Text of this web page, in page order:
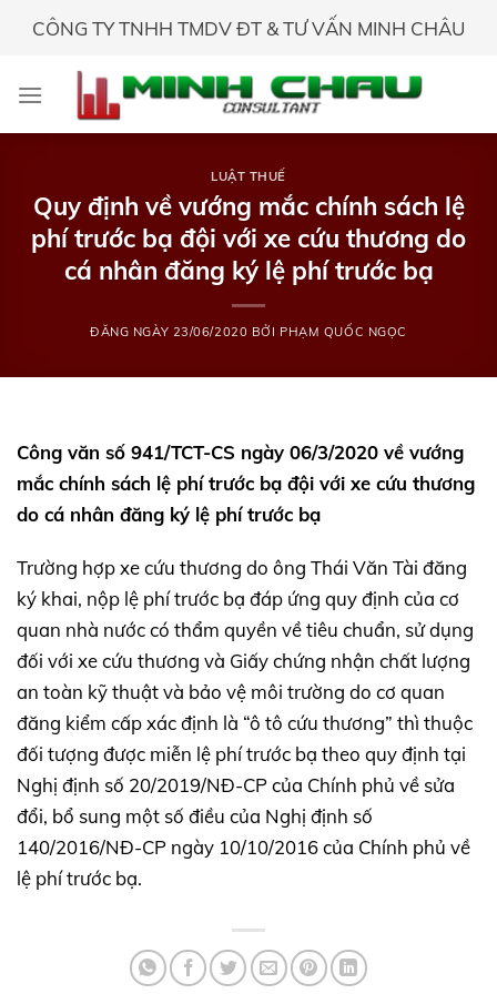
CÔNG TY TNHH TMDV ĐT & TƯ VẤN MINH CHÂU
LUẬT THUẾ
Quy định về vướng mắc chính sách lệ
phí trước bạ đội với xe cứu thương do
cá nhân đăng ký lệ phí trước bạ
ĐĂNG NGÀY 23/06/2020 BỞI PHẠM QUỐC NGỌC
Công văn số 941/TCT-CS ngày 06/3/2020 về vướng
mắc chính sách lệ phí trước bạ đội với xe cứu thương
do cá nhân đăng ký lệ phí trước bạ
Trường hợp xe cứu thương do ông Thái Văn Tài đăng
ký khai, nộp lệ phí trước bạ đáp ứng quy định của cơ
quan nhà nước có thẩm quyền về tiêu chuẩn, sử dụng
đối với xe cứu thương và Giấy chứng nhận chất lượng
an toàn kỹ thuật và bảo vệ môi trường do cơ quan
đăng kiểm cấp xác định là “ô tô cứu thương” thì thuộc
đối tượng được miễn lệ phí trước bạ theo quy định tại
Nghị định số 20/2019/NĐ-CP của Chính phủ về sửa
đổi, bổ sung một số điều của Nghị định số
140/2016/NĐ-CP ngày 10/10/2016 của Chính phủ về
lệ phí trước bạ.